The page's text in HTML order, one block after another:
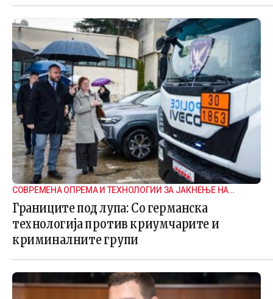
СОВРЕМЕНА ОПРЕМА И ТЕХНОЛОГИИ ЗА ЈАКНЕЊЕ НА
ГРАНИЧНАТА БЕЗБЕДНОСТ
Границите под лупа: Со германска
технологија против криумчарите и
криминалните групи